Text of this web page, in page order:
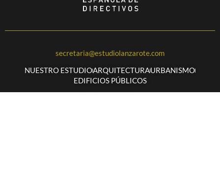
secretaria@estudiolanzarote.com
NUESTRO ESTUDIOARQUITECTURAURBANISMO
EDIFICIOS PÚBLICOS